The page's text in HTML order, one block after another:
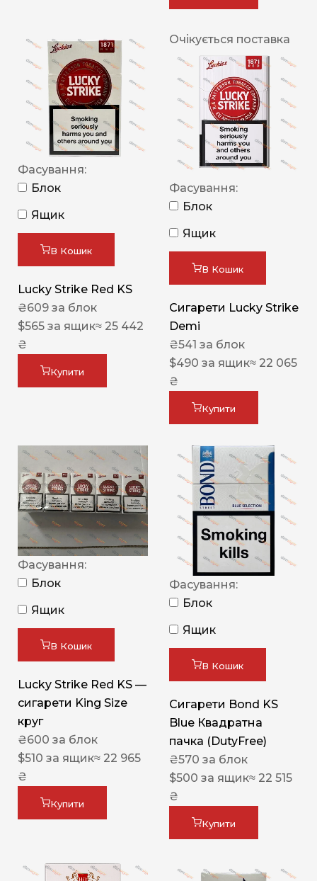
Фасування:
Блок
Ящик
В Кошик
Lucky Strike Red KS
₴609 за блок
$565 за ящик≈ 25 442
₴
Купити
Очікується поставка
Фасування:
Блок
Ящик
В Кошик
Сигарети Lucky Strike
Demi
₴541 за блок
$490 за ящик≈ 22 065
₴
Купити
Фасування:
Блок
Ящик
В Кошик
Lucky Strike Red KS —
сигарети King Size
круг
₴600 за блок
$510 за ящик≈ 22 965
₴
Купити
Фасування:
Блок
Ящик
В Кошик
Сигарети Bond KS
Blue Квадратна
пачка (DutyFree)
₴570 за блок
$500 за ящик≈ 22 515
₴
Купити